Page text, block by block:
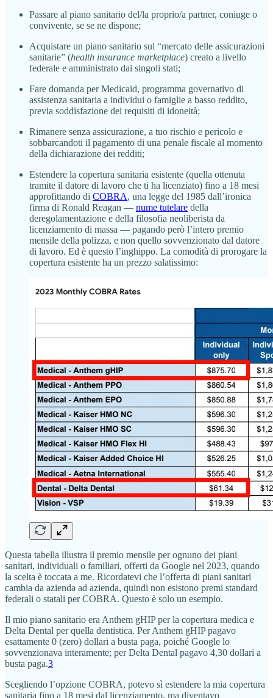
Passare al piano sanitario del/la proprio/a partner, coniuge o
convivente, se se ne dispone;
Acquistare un piano sanitario sul “mercato delle assicurazioni
sanitarie” (health insurance marketplace) creato a livello
federale e amministrato dai singoli stati;
Fare domanda per Medicaid, programma governativo di
assistenza sanitaria a individui o famiglie a basso reddito,
previa soddisfazione dei requisiti di idoneità;
Rimanere senza assicurazione, a tuo rischio e pericolo e
sobbarcandoti il pagamento di una penale fiscale al momento
della dichiarazione dei redditi;
Estendere la copertura sanitaria esistente (quella ottenuta
tramite il datore di lavoro che ti ha licenziato) fino a 18 mesi
approfittando di COBRA, una legge del 1985 dall’ironica
firma di Ronald Reagan — nume tutelare della
deregolamentazione e della filosofia neoliberista da
licenziamento di massa — pagando però l’intero premio
mensile della polizza, e non quello sovvenzionato dal datore
di lavoro. Ed è questo l’inghippo. La comodità di prorogare la
copertura esistente ha un prezzo salatissimo:
Questa tabella illustra il premio mensile per ognuno dei piani
sanitari, individuali o familiari, offerti da Google nel 2023, quando
la scelta è toccata a me. Ricordatevi che l’offerta di piani sanitari
cambia da azienda ad azienda, quindi non esistono premi standard
federali o statali per COBRA. Questo è solo un esempio.
Il mio piano sanitario era Anthem gHIP per la copertura medica e
Delta Dental per quella dentistica. Per Anthem gHIP pagavo
esattamente 0 (zero) dollari a busta paga, poiché Google lo
sovvenzionava interamente; per Delta Dental pagavo 4,30 dollari a
busta paga.3
Scegliendo l’opzione COBRA, potevo sì estendere la mia copertura
sanitaria fino a 18 mesi dal licenziamento, ma diventavo